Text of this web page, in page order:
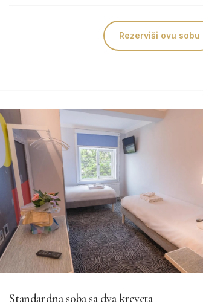
Rezerviši ovu sobu
Standardna soba sa dva kreveta